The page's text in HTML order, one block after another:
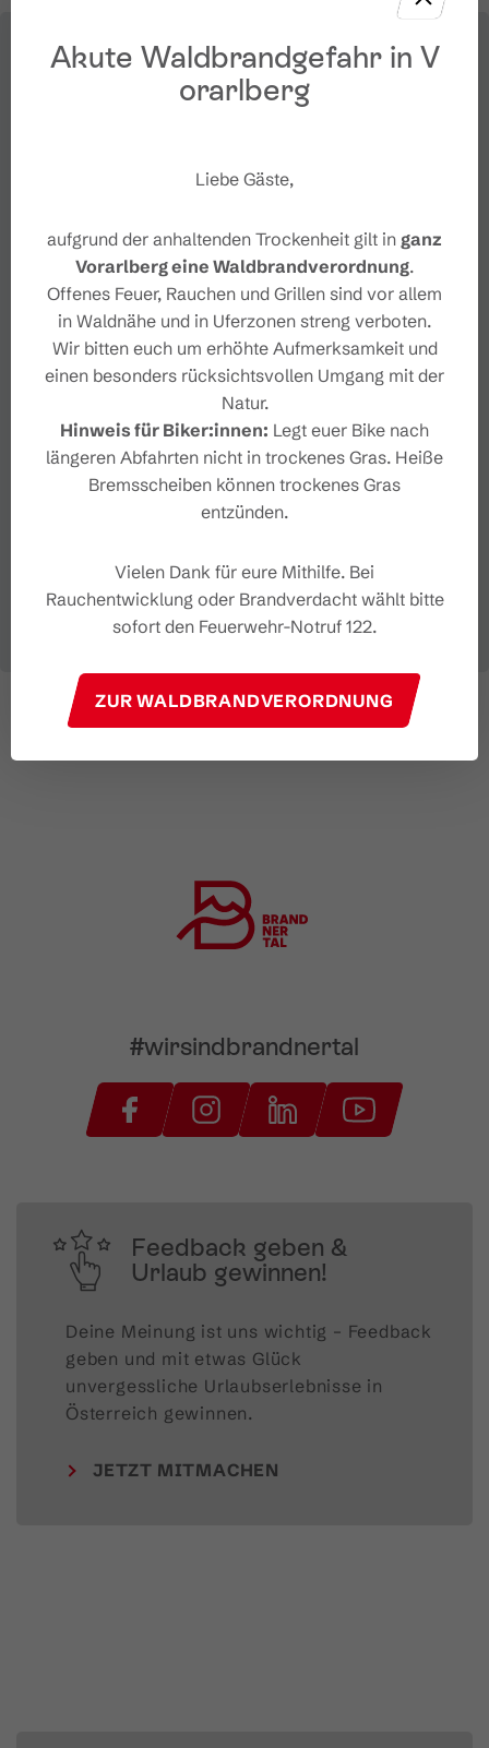
#wirsindbrandnertal
Feedback geben &
Urlaub gewinnen!
Deine Meinung ist uns wichtig – Feedback
geben und mit etwas Glück
unvergessliche Urlaubserlebnisse in
Österreich gewinnen.
JETZT MITMACHEN
Akute Waldbrandgefahr in V
orarlberg
Liebe Gäste,
aufgrund der anhaltenden Trockenheit gilt in ganz
Vorarlberg eine Waldbrandverordnung.
Offenes Feuer, Rauchen und Grillen sind vor allem
in Waldnähe und in Uferzonen streng verboten.
Wir bitten euch um erhöhte Aufmerksamkeit und
einen besonders rücksichtsvollen Umgang mit der
Natur.
Hinweis für Biker:innen: Legt euer Bike nach
längeren Abfahrten nicht in trockenes Gras. Heiße
Bremsscheiben können trockenes Gras
entzünden.
Vielen Dank für eure Mithilfe. Bei
Rauchentwicklung oder Brandverdacht wählt bitte
sofort den Feuerwehr-Notruf 122.
ZUR WALDBRANDVERORDNUNG